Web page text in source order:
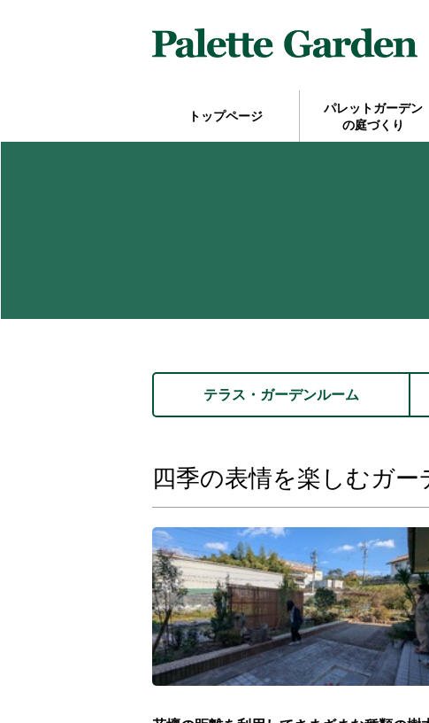
トップページ
パレットガーデン
の庭づくり
テラス・ガーデンルーム
四季の表情を楽しむガー